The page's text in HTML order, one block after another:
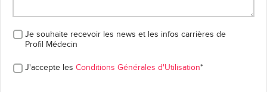
Je souhaite recevoir les news et les infos carrières de
Profil Médecin
J'accepte les Conditions Générales d'Utilisation*